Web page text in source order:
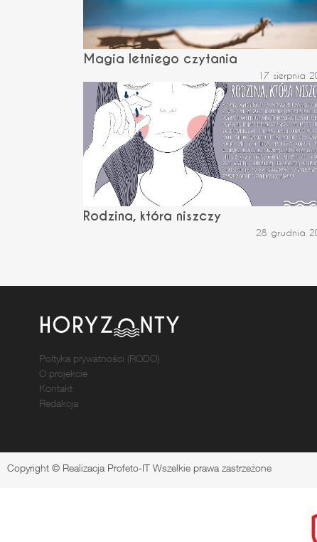
Magia letniego czytania
17 sierpnia
Rodzina, która niszczy
28 grudnia
Poltyka prywatności (RODO)
O projekcie
Kontakt
Redakcja
Copyright © Realizacja Profeto-IT Wszelkie prawa zastrzeżone